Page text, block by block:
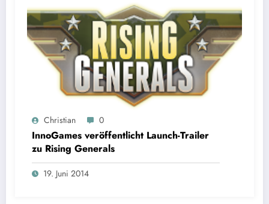
Christian 0
InnoGames veröffentlicht Launch-Trailer
zu Rising Generals
19. Juni 2014